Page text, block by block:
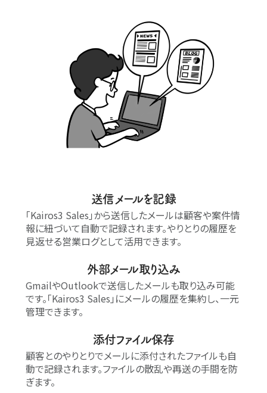
送信メールを記録
｢Kairos3 Sales｣から送信したメールは顧客や案件情
報に紐づいて自動で記録されます。やりとりの履歴を
見返せる営業ログとして活用できます。
外部メール取り込み
GmailやOutlookで送信したメールも取り込み可能
です。｢Kairos3 Sales｣にメールの履歴を集約し、一元
管理できます。
添付ファイル保存
顧客とのやりとりでメールに添付されたファイルも自
動で記録されます。ファイルの散乱や再送の手間を防
ぎます。